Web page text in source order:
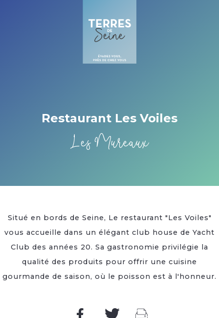
Restaurant Les Voiles
Les Mureaux
Situé en bords de Seine, Le restaurant "Les Voiles"
vous accueille dans un élégant club house de Yacht
Club des années 20. Sa gastronomie privilégie la
qualité des produits pour offrir une cuisine
gourmande de saison, où le poisson est à l'honneur.